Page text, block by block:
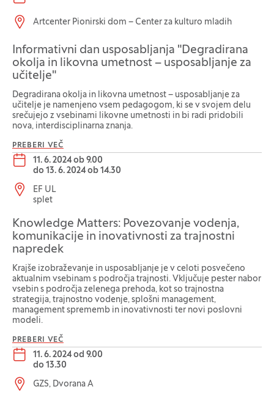
Lokacija dogodka:
Artcenter Pionirski dom – Center za kulturo mladih
Informativni dan usposabljanja "Degradirana
okolja in likovna umetnost – usposabljanje za
učitelje"
Degradirana okolja in likovna umetnost – usposabljanje za
učitelje je namenjeno vsem pedagogom, ki se v svojem delu
srečujejo z vsebinami likovne umetnosti in bi radi pridobili
nova, interdisciplinarna znanja.
PREBERI VEČ
Datum dogodka:
11. 6. 2024 ob 9.00
do 13. 6. 2024 ob 14.30
Lokacija dogodka:
EF UL
splet
Knowledge Matters: Povezovanje vodenja,
komunikacije in inovativnosti za trajnostni
napredek
Krajše izobraževanje in usposabljanje je v celoti posvečeno
aktualnim vsebinam s področja trajnosti. Vključuje pester nabor
vsebin s področja zelenega prehoda, kot so trajnostna
strategija, trajnostno vodenje, splošni management,
management sprememb in inovativnosti ter novi poslovni
modeli.
PREBERI VEČ
Datum dogodka:
11. 6. 2024 od 9.00
do 13.30
Lokacija dogodka:
GZS, Dvorana A